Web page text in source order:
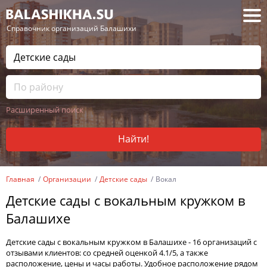
— Справочник организаций Балашихи
Расширенный поиск
Найти!
Главная Организации Детские сады Вокал
Детские сады с вокальным кружком в
Балашихе
Детские сады с вокальным кружком в Балашихе - 16 организаций с
отзывами клиентов: со средней оценкой 4.1/5, а также
расположение, цены и часы работы. Удобное расположение рядом